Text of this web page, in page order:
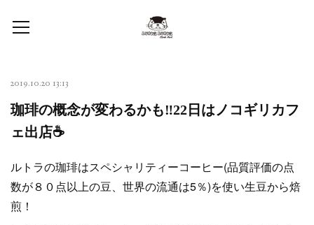
2019.10.20 13:13
珈琲の概念が変わるかも‼️22日はノコギリカフ
ェ出店☕
ルトラの珈琲はスペシャリティーコーヒー(品質評価の点
数が８０点以上の豆、世界の流通は5％)を使い生豆から焙
煎！